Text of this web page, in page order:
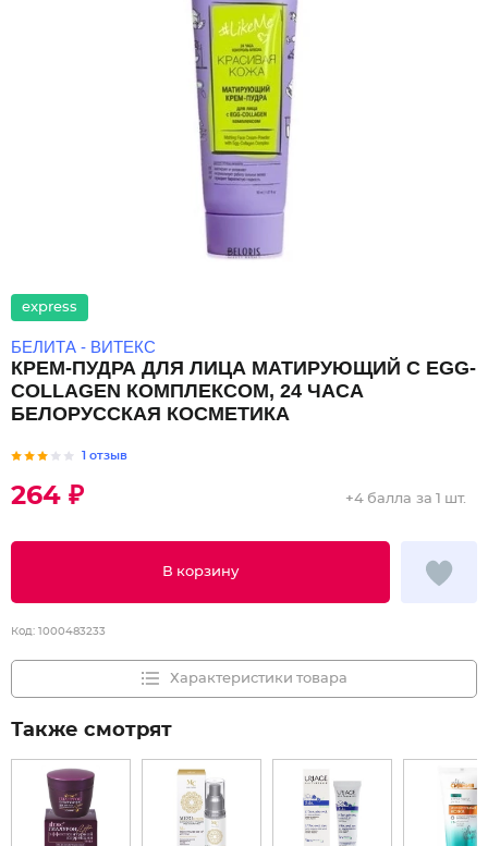
express
БЕЛИТА - ВИТЕКС
КРЕМ-ПУДРА ДЛЯ ЛИЦА МАТИРУЮЩИЙ С EGG-
COLLAGEN КОМПЛЕКСОМ, 24 ЧАСА
БЕЛОРУССКАЯ КОСМЕТИКА
1 отзыв
264 ₽
В корзину
+4 балла за 1 шт.
Код: 1000483233
Характеристики товара
Также смотрят